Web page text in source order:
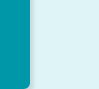
Services